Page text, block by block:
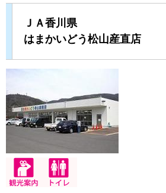
ＪＡ香川県
はまかいどう松山産直店